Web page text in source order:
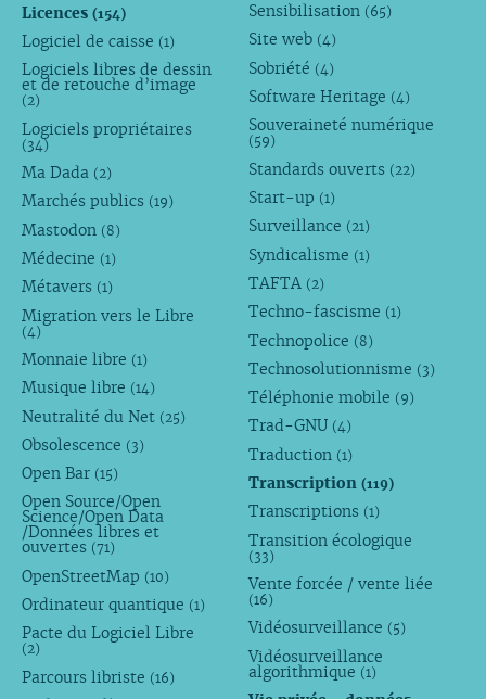
Licences (154)
Logiciel de caisse (1)
Logiciels libres de dessin
et de retouche d’image
(2)
Logiciels propriétaires
(34)
Ma Dada (2)
Marchés publics (19)
Mastodon (8)
Médecine (1)
Métavers (1)
Migration vers le Libre
(4)
Monnaie libre (1)
Musique libre (14)
Neutralité du Net (25)
Obsolescence (3)
Open Bar (15)
Open Source/Open
Science/Open Data
/Données libres et
ouvertes (71)
OpenStreetMap (10)
Ordinateur quantique (1)
Pacte du Logiciel Libre
(2)
Parcours libriste (16)
Sensibilisation (65)
Site web (4)
Sobriété (4)
Software Heritage (4)
Souveraineté numérique
(59)
Standards ouverts (22)
Start-up (1)
Surveillance (21)
Syndicalisme (1)
TAFTA (2)
Techno-fascisme (1)
Technopolice (8)
Technosolutionnisme (3)
Téléphonie mobile (9)
Trad-GNU (4)
Traduction (1)
Transcription(119)
Transcriptions (1)
Transition écologique
(33)
Vente forcée / vente liée
(16)
Vidéosurveillance (5)
Vidéosurveillance
algorithmique (1)